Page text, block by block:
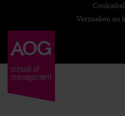
Verzoeken en